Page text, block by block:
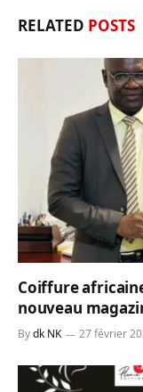
RELATED POSTS
Coiffure
nouveau
Bydk NK 27 février